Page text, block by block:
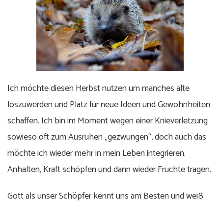
Ich möchte diesen Herbst nutzen um manches alte
loszuwerden und Platz für neue Ideen und Gewohnheiten
schaffen. Ich bin im Moment wegen einer Knieverletzung
sowieso oft zum Ausruhen „gezwungen“, doch auch das
möchte ich wieder mehr in mein Leben integrieren.
Anhalten, Kraft schöpfen und dann wieder Früchte tragen.
Gott als unser Schöpfer kennt uns am Besten und weiß